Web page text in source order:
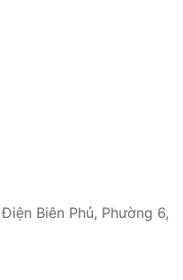
Điện Biên Phủ, Phường 6,